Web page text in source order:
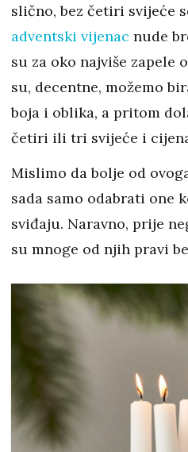
slično, bez četiri svijeće
adventski vijenac nude
su za oko najviše zapele
su, decentne, možemo
boja i oblika, a pritom
četiri ili tri svijeće i
Mislimo da bolje od
sada samo odabrati one
sviđaju. Naravno, prije
su mnoge od njih pravi